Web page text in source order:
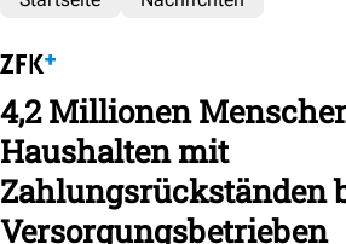
4,2 Millionen
Haushalten mit
Zahlungsrückständen
Versorgungsbetrieben